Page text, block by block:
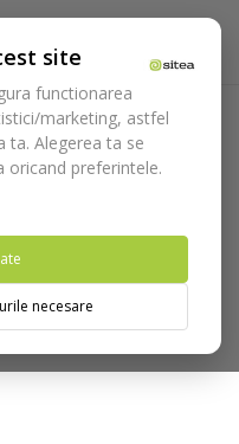
site
functionarea
marketing, astfel
ta. Alegerea ta se
oricand preferintele.
necesare
coronara
Sisteme de
de artar
care accesati website-ul